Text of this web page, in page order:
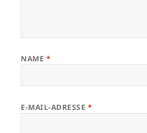
NAME *
E-MAIL-ADRESSE *